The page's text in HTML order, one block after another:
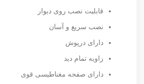
قابلیت نصب روی دیوار
نصب سریع و آسان
دارای درپوش
زاویه تمام دید
دارای صفحه مغناطیسی قوی